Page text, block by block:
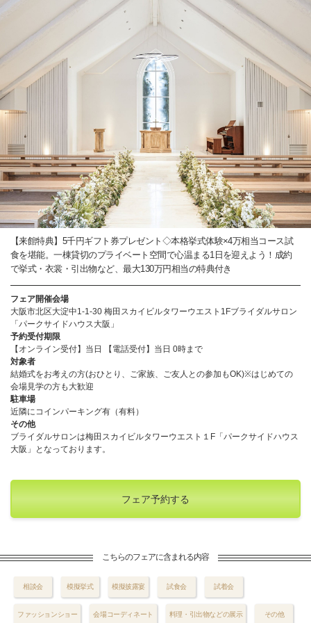
【来館特典】5千円ギフト券プレゼント◇本格挙式体験×4万相当コース試
食を堪能。一棟貸切のプライベート空間で心温まる1日を迎えよう！成約
で挙式・衣裳・引出物など、最大130万円相当の特典付き
フェア開催会場
大阪市北区大淀中1-1-30 梅田スカイビルタワーウエスト1Fブライダルサロン
「パークサイドハウス大阪」
予約受付期限
【オンライン受付】当日 【電話受付】当日 0時まで
対象者
結婚式をお考えの方(おひとり、ご家族、ご友人との参加もOK)※はじめての
会場見学の方も大歓迎
駐車場
近隣にコインパーキング有（有料）
その他
ブライダルサロンは梅田スカイビルタワーウエスト１F「パークサイドハウス
大阪」となっております。
フェア予約する
こちらのフェアに含まれる内容
相談会 模擬挙式 模擬披露宴 試食会 試着会
ファッションショー 会場コーディネート 料理・引出物などの展示 その他